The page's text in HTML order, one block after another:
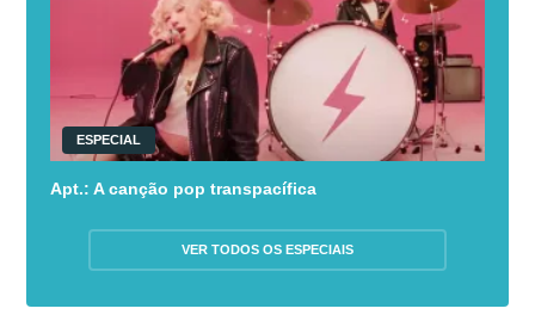
ESPECIAL
Apt.: A canção pop transpacífica
VER TODOS OS ESPECIAIS